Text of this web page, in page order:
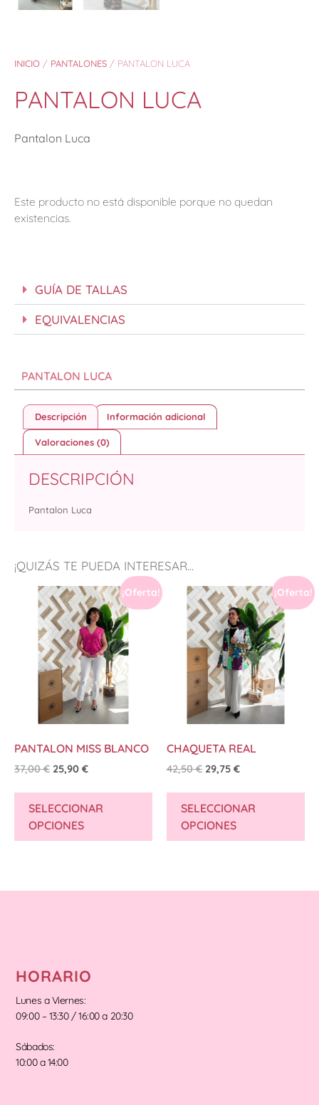
INICIO / PANTALONES / PANTALON LUCA
PANTALON LUCA
Pantalon Luca
Este producto no está disponible porque no quedan
existencias.
GUÍA DE TALLAS
EQUIVALENCIAS
¡QUIZÁS TE PUEDA INTERESAR...
¡Oferta!
PANTALON MISS BLANCO
37,00€ 25,90 €
SELECCIONAR
OPCIONES
¡Oferta!
CHAQUETA REAL
42,50€ 29,75 €
SELECCIONAR
OPCIONES
PANTALON LUCA
Descripción Información adicional
Valoraciones (0)
DESCRIPCIÓN
Pantalon Luca
HORARIO
Lunes a Viernes:
09:00 – 13:30 / 16:00 a 20:30
Sábados:
10:00 a 14:00